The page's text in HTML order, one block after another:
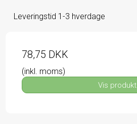
Leveringstid 1-3 hverdage
78,75 DKK
(inkl. moms)
Vis produkt